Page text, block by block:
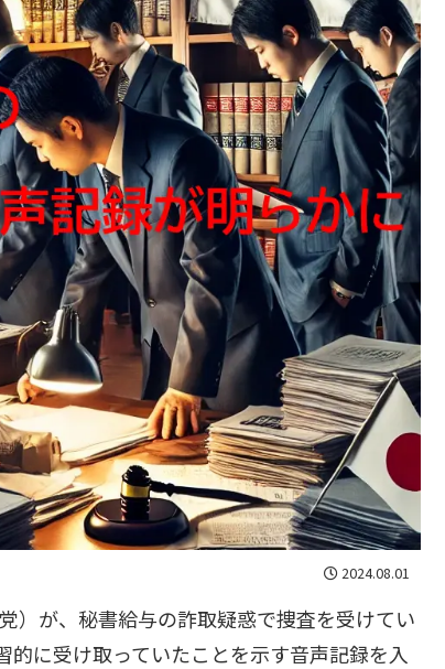
2024.08.01
）が、秘書給与の詐取疑惑で捜査を受けてい
に受け取っていたことを示す音声記録を入